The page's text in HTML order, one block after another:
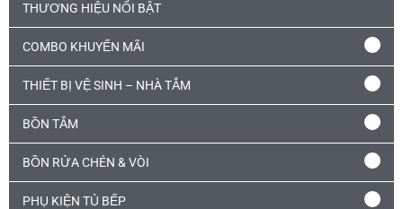
THƯƠNG HIỆU NỔI BẬT
COMBO KHUYẾN MÃI
THIẾT BỊ VỆ SINH – NHÀ TẮM
BỒN TẮM
BỒN RỬA CHÉN & VÒI
PHỤ KIỆN TỦ BẾP